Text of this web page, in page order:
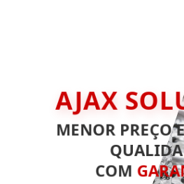
AJAX
MENOR PREÇO
COM